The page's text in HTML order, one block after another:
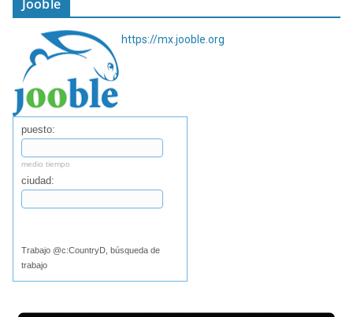
Jooble
https://mx.jooble.org
puesto:
medio tiempo
ciudad:
Trabajo @c:CountryD, búsqueda de
trabajo